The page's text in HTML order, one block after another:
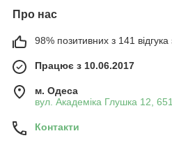
Про нас
98% позитивних з 141 відгука
Працює з 10.06.2017
м. Одеса
вул. Академіка Глушка 12,
Контакти